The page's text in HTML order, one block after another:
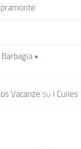
•
Vacanze su I Cuiles